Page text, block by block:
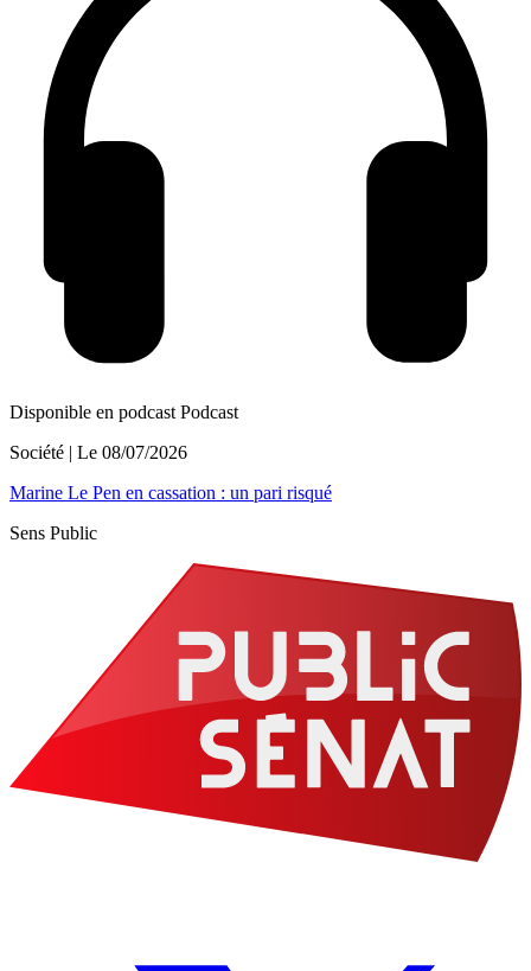
Disponible en podcast Podcast
Société | Le 08/07/2026
Marine Le Pen en cassation : un pari risqué
Sens Public